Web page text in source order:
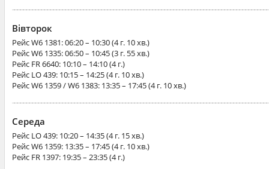
Вівторок
РейсW6 1381: 06:20 – 10:30 (4 г. 10 хв.)
РейсW6 1335: 06:50 – 10:45 (3 г. 55 хв.)
Рейс FR 6640: 10:10 – 14:10 (4 г.)
Рейс LO 439: 10:15 – 14:25 (4 г. 10 хв.)
РейсW6 1359 / W6 1383: 13:35 – 17:45 (4 г. 10 хв.)
Середа
Рейс LO 439: 10:20 – 14:35 (4 г. 15 хв.)
РейсW6 1359: 13:35 – 17:45 (4 г. 10 хв.)
Рейс FR 1397: 19:35 – 23:35 (4 г.)